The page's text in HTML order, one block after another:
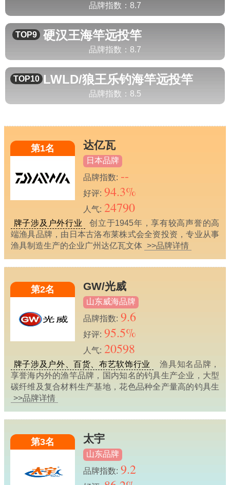
品牌指数： 8.7
TOP9 硬汉王海竿远投竿
品牌指数： 8.7
TOP10 LWLD/狼王乐钓海竿远投竿
品牌指数： 8.5
第1名 达亿瓦
日本品牌
品牌指数: --
好评: 94.3%
人气: 24790
牌子涉及户外行业
创立于1945年，享有较高声誉的高
端渔具品牌，由日本古洛布莱株式会全资投资，专业从事
渔具制造生产的企业广州达亿瓦文体 >>品牌详情
第2名 GW/光威
山东威海品牌
品牌指数: 9.6
好评: 95.5%
人气: 20598
牌子涉及户外、百货、布艺软饰行业
渔具知名品牌，
享誉海内外的渔竿品牌，国内知名的钓具生产企业，大型
碳纤维及复合材料生产基地，花色品种全产量高的钓具生
>>品牌详情
第3名 太宇
山东品牌
品牌指数: 9.2